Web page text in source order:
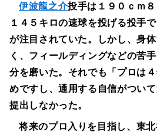
伊波龍之介投手は１９０ｃｍ
１４５キロの速球を投げる投手
が注目されていた。しかし、身
く、フィールディングなどの苦
分を磨いた。それでも「プロは
めですし、通用する自信がつい
提出しなかった。
将来のプロ入りを目指し、東